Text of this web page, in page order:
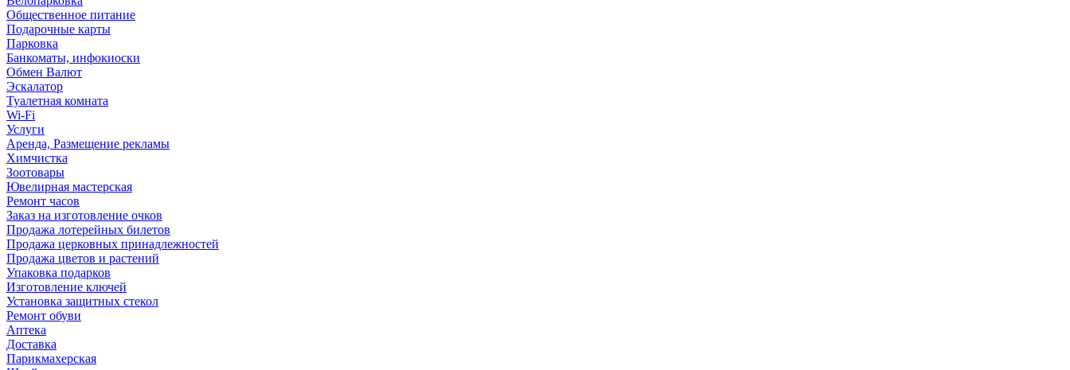
Общественное питание
Подарочные карты
Парковка
Банкоматы, инфокиоски
Обмен Валют
Эскалатор
Туалетная комната
Wi-Fi
Услуги
Аренда, Размещение рекламы
Химчистка
Зоотовары
Ювелирная мастерская
Ремонт часов
Заказ на изготовление очков
Продажа лотерейных билетов
Продажа церковных принадлежностей
Продажа цветов и растений
Упаковка подарков
Изготовление ключей
Установка защитных стекол
Ремонт обуви
Аптека
Доставка
Парикмахерская